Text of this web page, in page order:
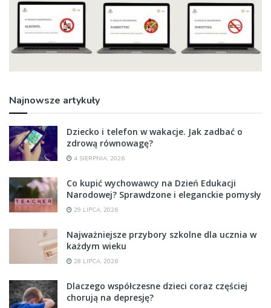
Najnowsze artykuły
Dziecko i telefon w wakacje. Jak zadbać o
zdrową równowagę?
4 SIERPNIA, 2026
Co kupić wychowawcy na Dzień Edukacji
Narodowej? Sprawdzone i eleganckie pomysły
29 LIPCA, 2026
Najważniejsze przybory szkolne dla ucznia w
każdym wieku
28 LIPCA, 2026
Dlaczego współczesne dzieci coraz częściej
chorują na depresję?